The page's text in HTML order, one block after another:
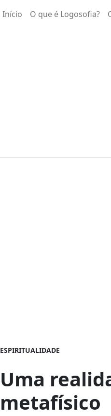
Início O que é Logosofia?
ESPIRITUALIDADE
Uma
metafísico